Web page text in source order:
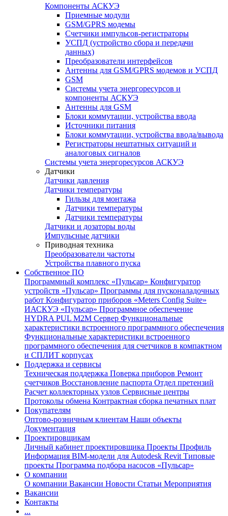
Компоненты АСКУЭ
Приемные модули
GSM/GPRS модемы
Счетчики импульсов-регистраторы
УСПД (устройство сбора и передачи
данных)
Преобразователи интерфейсов
Антенны для GSM/GPRS модемов и УСПД
GSM
Системы учета энергоресурсов и
компоненты АСКУЭ
Антенны для GSM
Блоки коммутации, устройства ввода
Источники питания
Блоки коммутации, устройства ввода/вывода
Регистраторы нештатных ситуаций и
аналоговых сигналов
Системы учета энергоресурсов АСКУЭ
Датчики
Датчики давления
Датчики температуры
Гильзы для монтажа
Датчики температуры
Датчики температуры
Датчики и дозаторы воды
Импульсные датчики
Приводная техника
Преобразователи частоты
Устройства плавного пуска
Собственное ПО
Программный комплекс «Пульсар» Конфигуратор
устройств «Пульсар» Программы для пусконаладочных
работ Конфигуратор приборов «Meters Config Suite»
ИАСКУЭ «Пульсар» Программное обеспечение
HYDRA PUL M2M Сервер Функциональные
характеристики встроенного программного обеспечения
Функциональные характеристики встроенного
программного обеспечения для счетчиков в компактном
и СПЛИТ корпусах
Поддержка и сервисы
Техническая поддержка Поверка приборов Ремонт
счетчиков Восстановление паспорта Отдел претензий
Расчет коллекторных узлов Сервисные центры
Протоколы обмена Контрактная сборка печатных плат
Покупателям
Оптово-розничным клиентам Наши объекты
Документация
Проектировщикам
Личный кабинет проектировщика Проекты Профиль
Информация BIM-модели для Autodesk Revit Типовые
проекты Программа подбора насосов «Пульсар»
О компании
О компании Вакансии Новости Статьи Мероприятия
Вакансии
Контакты
...